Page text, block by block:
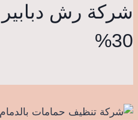
شركة رش
30%